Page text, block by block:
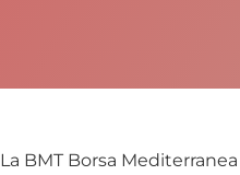
La BMT Borsa